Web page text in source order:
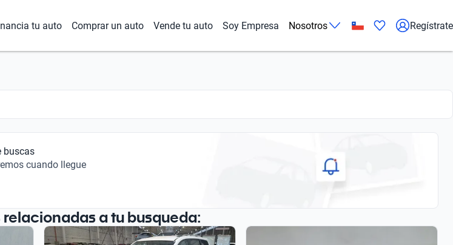
tu auto Comprar un auto Vende tu auto Soy Empresa Nosotros Regístrate
buscas
cuando llegue
a tu busqueda: